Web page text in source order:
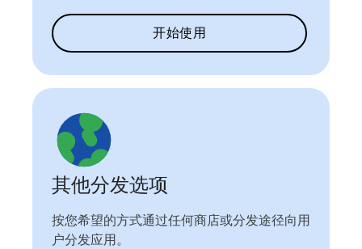
开始使用
其他分发选项
按您希望的方式通过任何商店或分发途径向用
户分发应用。